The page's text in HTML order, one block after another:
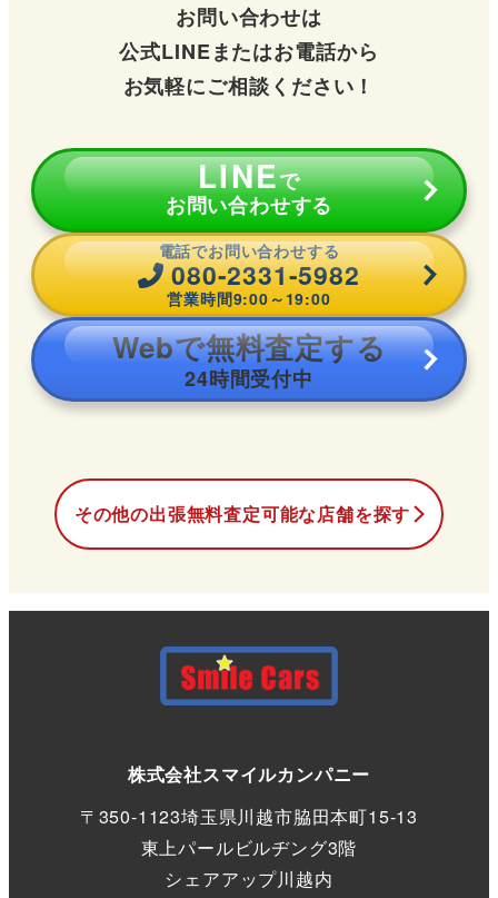
お問い合わせは
公式LINEまたはお電話から
お気軽にご相談ください！
LINEで
お問い合わせする
電話でお問い合わせする
080-2331-5982
営業時間9:00～19:00
Webで無料査定する
24時間受付中
その他の出張無料査定可能な店舗を探す
株式会社スマイルカンパニー
〒350-1123埼玉県川越市脇田本町15-13
東上パールビルヂング3階
シェアアップ川越内